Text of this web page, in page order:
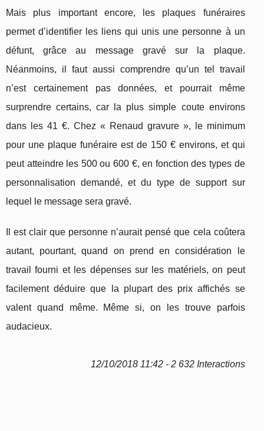
Mais plus important encore, les plaques funéraires
permet d’identifier les liens qui unis une personne à un
défunt, grâce au message gravé sur la plaque.
Néanmoins, il faut aussi comprendre qu’un tel travail
n’est certainement pas données, et pourrait même
surprendre certains, car la plus simple coute environs
dans les 41 €. Chez « Renaud gravure », le minimum
pour une plaque funéraire est de 150 € environs, et qui
peut atteindre les 500 ou 600 €, en fonction des types de
personnalisation demandé, et du type de support sur
lequel le message sera gravé.
Il est clair que personne n’aurait pensé que cela coûtera
autant, pourtant, quand on prend en considération le
travail fourni et les dépenses sur les matériels, on peut
facilement déduire que la plupart des prix affichés se
valent quand même. Même si, on les trouve parfois
audacieux.
12/10/2018 11:42 - 2 632 Interactions